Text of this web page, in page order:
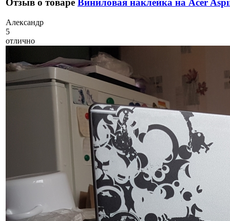
Отзыв о товаре Виниловая наклейка на Acer
Александр
5
отлично